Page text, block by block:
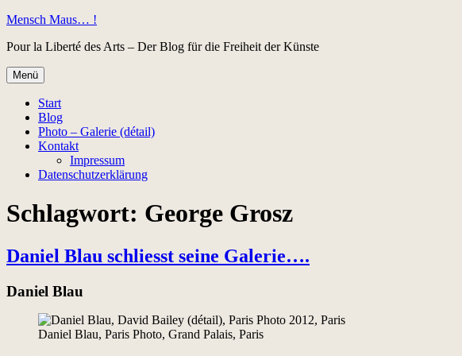
Zum
springen
Mensch Maus… !
Pour la Liberté des Arts – Der Blog für die Freiheit der Künste
Menü
Start
Blog
Photo – Galerie (détail)
Kontakt
Impressum
Datenschutzerklärung
Schlagwort: George Grosz
Daniel Blau schliesst seine Galerie….
Daniel Blau
Daniel Blau, Paris Photo, Grand Palais, Paris